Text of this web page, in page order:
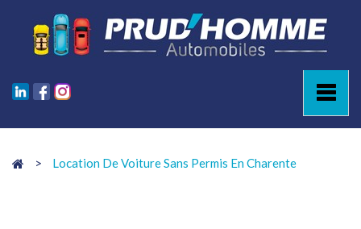
> Location De Voiture Sans Permis En Charente